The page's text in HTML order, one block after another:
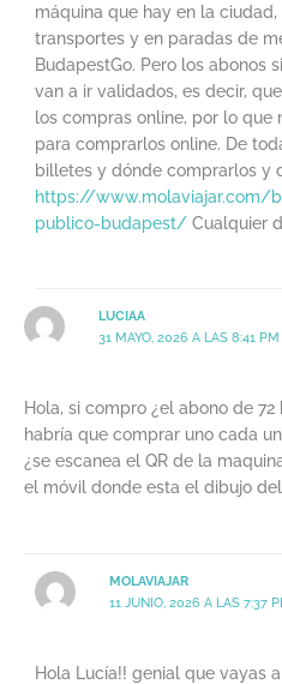
máquina que hay en la
transportes y en paradas de
BudapestGo. Pero los abonos
van a ir validados, es decir,
los compras online, por lo que
para comprarlos online. De
billetes y dónde comprarlos y
https://www.molaviajar.com/
publico-budapest/ Cualquier
LUCIAA
31 MAYO, 2026 A LAS 8:41 PM
Hola, si compro ¿el abono de
habría que comprar uno cada
¿se escanea el QR de la
el móvil donde esta el dibujo
MOLAVIAJAR
11 JUNIO, 2026 A LAS 7:37
Hola Lucía!! genial que vayas